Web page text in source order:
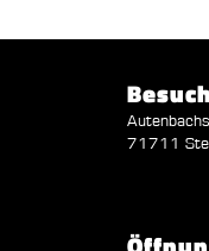
71711